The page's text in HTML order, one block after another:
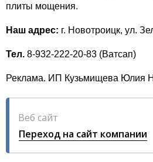
плиты мощения.
Наш адрес: г. Новотроицк, ул.
Тел. 8-932-222-20-83 (Ватсап)
Реклама. ИП Кузьмищева Юлия
Веб сайт
Переход на сайт компании